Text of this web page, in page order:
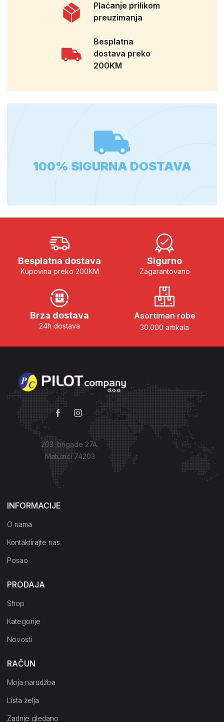
Plaćanje prilikom
preuzimanja
Besplatna
dostava preko
200KM
100% SIGURNA DOSTAVA
Besplatna dostava
Kupovina preko 200KM
Sigurno
Zagarantovano
Brza dostava
24h dostava
Asortiman robe
30.000 artikala
203. brigade 27A,
Matuzići 74203
Kako do nas?
INFORMACIJE
O nama
Kontaktirajte nas
Posao
PRODAJA
Shop
Kategorije
Novosti
RAČUN
Moja narudžba
Lista želja
Zadnje gledano